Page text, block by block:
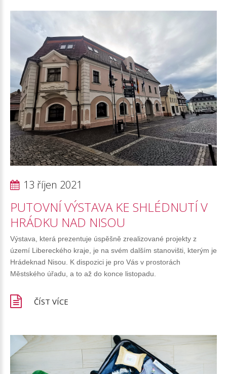
13 říjen 2021
PUTOVNÍ VÝSTAVA KE SHLÉDNUTÍ V
HRÁDKU NAD NISOU
Výstava, která prezentuje úspěšně zrealizované projekty z
území Libereckého kraje, je na svém dalším stanovišti, kterým je
Hrádeknad Nisou. K dispozici je pro Vás v prostorách
Městského úřadu, a to až do konce listopadu.
ČÍST VÍCE